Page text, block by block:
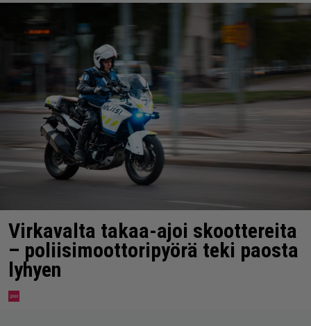
Virkavalta takaa-ajoi skoottereita
– poliisimoottoripyörä teki paosta
lyhyen